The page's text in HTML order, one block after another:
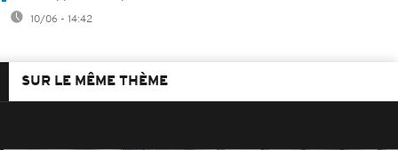
10/06 - 14:42
SUR LE MÊME THÈME